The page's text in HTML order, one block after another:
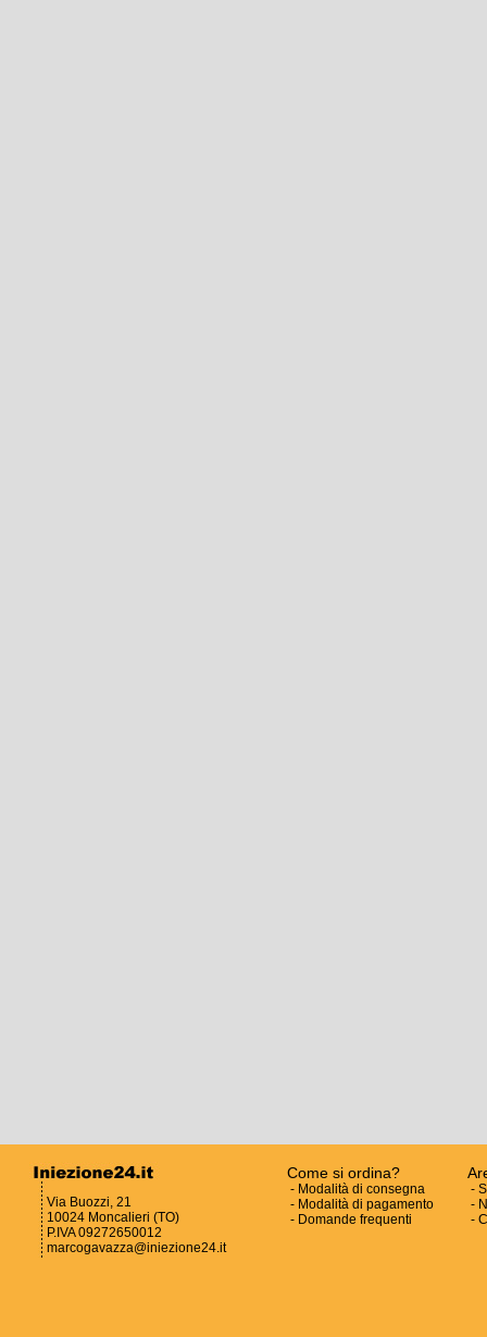
Via Buozzi, 21
10024 Moncalieri (TO)
P.IVA 09272650012
marcogavazza@iniezione24.it
Come si ordina?
- Modalità di consegna
- Modalità di pagamento
- Domande frequenti
-
-
-